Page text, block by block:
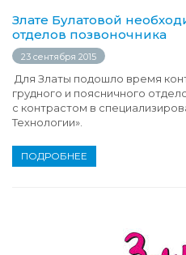
Злате Булатовой
отделов позвоночника
23 сентября 2015
Для Златы подошло время
грудного и поясничного
с контрастом в
Технологии».
ПОДРОБНЕЕ